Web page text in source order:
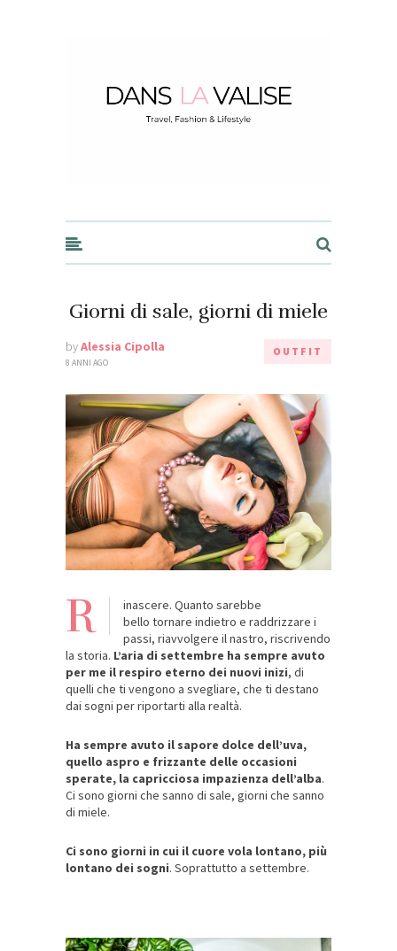
Giorni di sale, giorni di miele
byAlessia Cipolla
8 ANNI AGO
OUTFIT
R
inascere. Quanto sarebbe
bello tornare indietro e raddrizzare i
passi, riavvolgere il nastro, riscrivendo
la storia. L’aria di settembre ha sempre avuto
per me il respiro eterno dei nuovi inizi, di
quelli che ti vengono a svegliare, che ti destano
dai sogni per riportarti alla realtà.
Ha sempre avuto il sapore dolce dell’uva,
quello aspro e frizzante delle occasioni
sperate, la capricciosa impazienza dell’alba.
Ci sono giorni che sanno di sale, giorni che sanno
di miele.
Ci sono giorni in cui il cuore vola lontano, più
lontano dei sogni. Soprattutto a settembre.